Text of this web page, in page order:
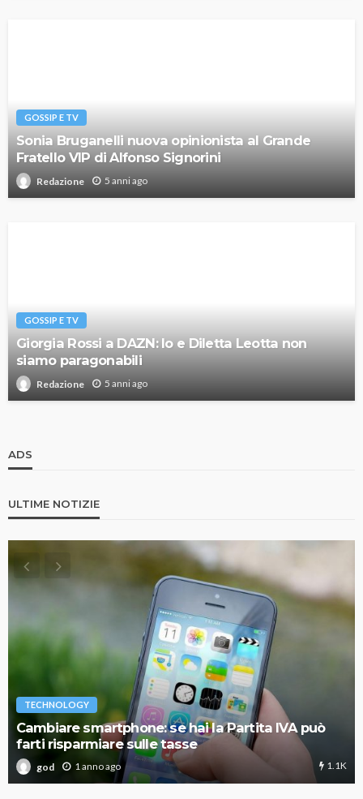
GOSSIP E TV
Sonia Bruganelli nuova opinionista al Grande
Fratello VIP di Alfonso Signorini
Redazione 5 anni ago
GOSSIP E TV
Giorgia Rossi a DAZN: Io e Diletta Leotta non
siamo paragonabili
Redazione 5 anni ago
ADS
ULTIME NOTIZIE
TECHNOLOGY
Cambiare smartphone: se hai la Partita IVA può
farti risparmiare sulle tasse
god 1 anno ago 1.1K